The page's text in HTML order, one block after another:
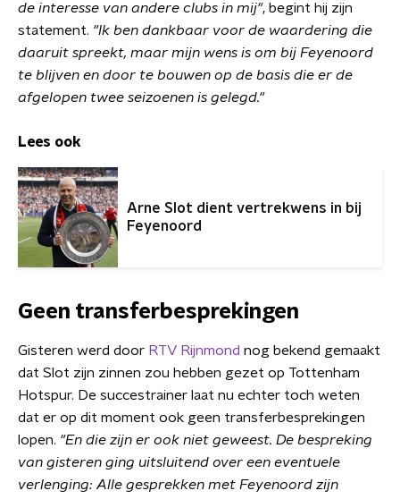
de interesse van andere clubs in mij", begint hij zijn
statement. "Ik ben dankbaar voor de waardering die
daaruit spreekt, maar mijn wens is om bij Feyenoord
te blijven en door te bouwen op de basis die er de
afgelopen twee seizoenen is gelegd."
Lees ook
Arne Slot dient vertrekwens in bij
Feyenoord
Geen transferbesprekingen
Gisteren werd door RTV Rijnmond nog bekend gemaakt
dat Slot zijn zinnen zou hebben gezet op Tottenham
Hotspur. De succestrainer laat nu echter toch weten
dat er op dit moment ook geen transferbesprekingen
lopen. "En die zijn er ook niet geweest. De bespreking
van gisteren ging uitsluitend over een eventuele
verlenging: Alle gesprekken met Feyenoord zijn